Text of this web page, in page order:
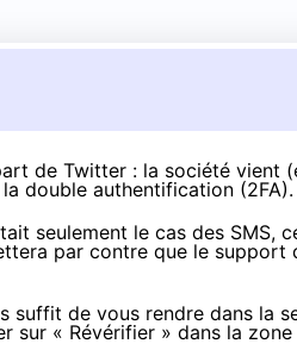
de Twitter : la société vient
double authentification (2FA).
seulement le cas des
par contre que le
suffit de vous rendre dans la
sur « Révérifier » dans la